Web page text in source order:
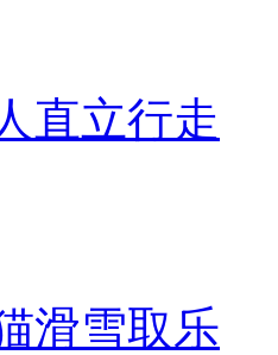
直立行走
滑雪取乐